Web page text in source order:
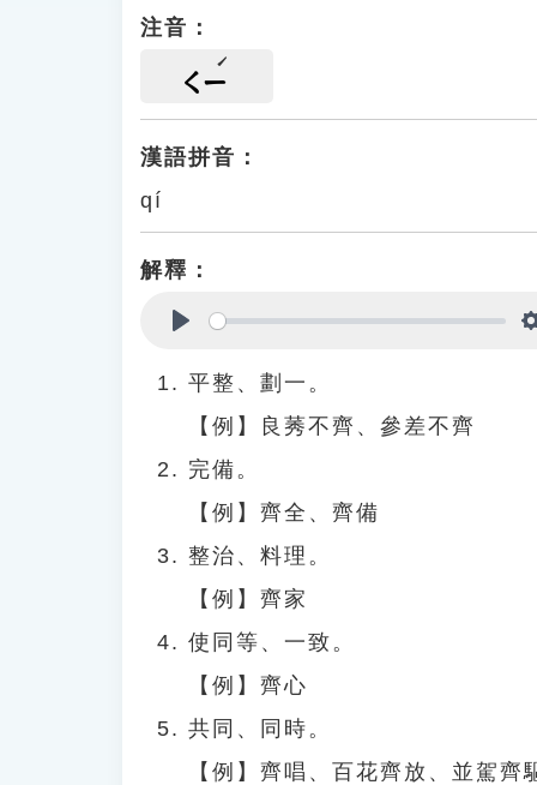
注音：
ㄑㄧ
漢語拼音：
qí
解釋：
平整、劃一。
【例】良莠不齊、參差不齊
完備。
【例】齊全、齊備
整治、料理。
【例】齊家
使同等、一致。
【例】齊心
共同、同時。
【例】齊唱、百花齊放、並駕齊